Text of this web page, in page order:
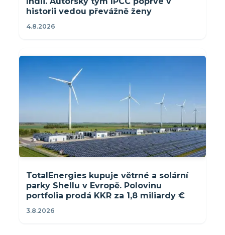
historii vedou převážně ženy
4.8.2026
TotalEnergies kupuje větrné a solární
parky Shellu v Evropě. Polovinu
portfolia prodá KKR za 1,8 miliardy €
3.8.2026